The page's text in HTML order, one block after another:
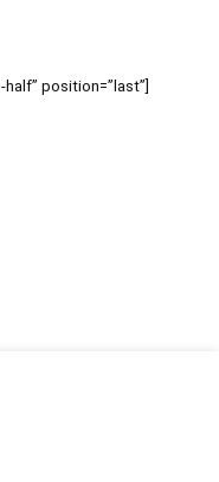
position=”last”]